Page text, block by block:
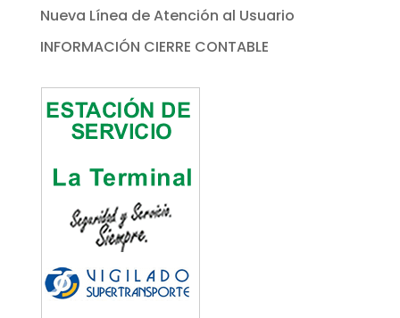
Nueva Línea de Atención al Usuario
INFORMACIÓN CIERRE CONTABLE